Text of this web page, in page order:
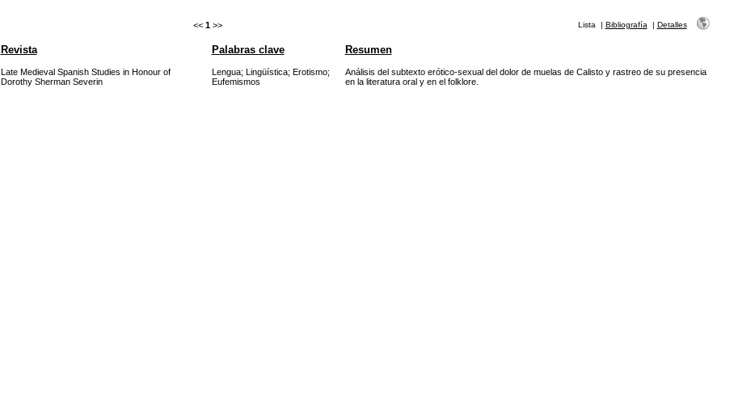
<< 1 >> Lista | Bibliografía | Detalles
Revista Palabras clave Resumen
Late Medieval Spanish Studies in Honour of
Dorothy Sherman Severin
Lengua; Lingüística; Erotismo;
Eufemismos
Análisis del subtexto erótico-sexual del dolor de muelas de Calisto y rastreo de su presencia
en la literatura oral y en el folklore.